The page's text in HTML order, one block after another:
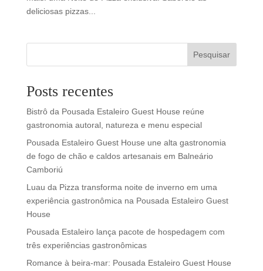
deliciosas pizzas...
Pesquisar
Posts recentes
Bistrô da Pousada Estaleiro Guest House reúne
gastronomia autoral, natureza e menu especial
Pousada Estaleiro Guest House une alta gastronomia
de fogo de chão e caldos artesanais em Balneário
Camboriú
Luau da Pizza transforma noite de inverno em uma
experiência gastronômica na Pousada Estaleiro Guest
House
Pousada Estaleiro lança pacote de hospedagem com
três experiências gastronômicas
Romance à beira-mar: Pousada Estaleiro Guest House